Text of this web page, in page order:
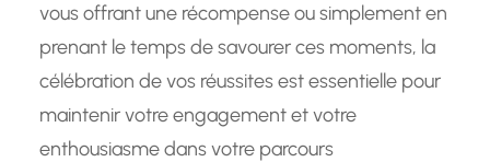
vous offrant une récompense ou simplement en
prenant le temps de savourer ces moments, la
célébration de vos réussites est essentielle pour
maintenir votre engagement et votre
enthousiasme dans votre parcours